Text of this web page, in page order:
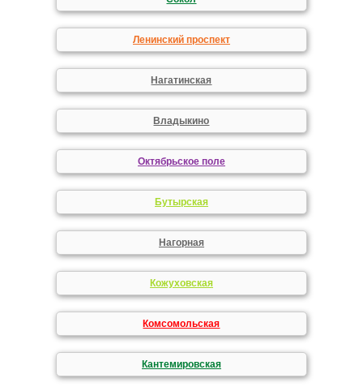
Ленинский проспект
Нагатинская
Владыкино
Октябрьское поле
Бутырская
Нагорная
Кожуховская
Комсомольская
Кантемировская